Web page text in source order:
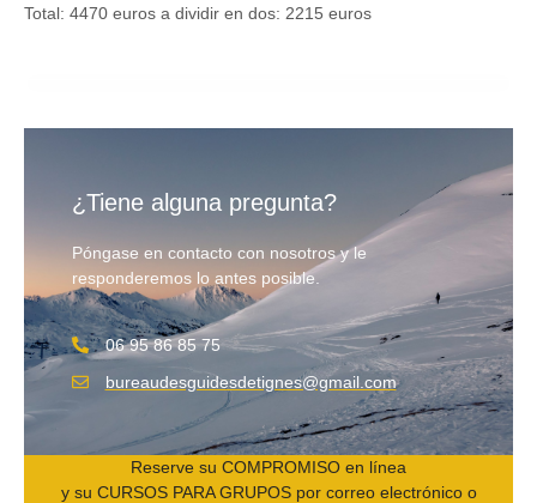
Total: 4470 euros a dividir en dos: 2215 euros
¿Tiene alguna pregunta?
Póngase en contacto con nosotros y le
responderemos lo antes posible.
06 95 86 85 75
bureaudesguidesdetignes@gmail.com
Reserve su COMPROMISO en línea
y su CURSOS PARA GRUPOSpor correo electrónico o